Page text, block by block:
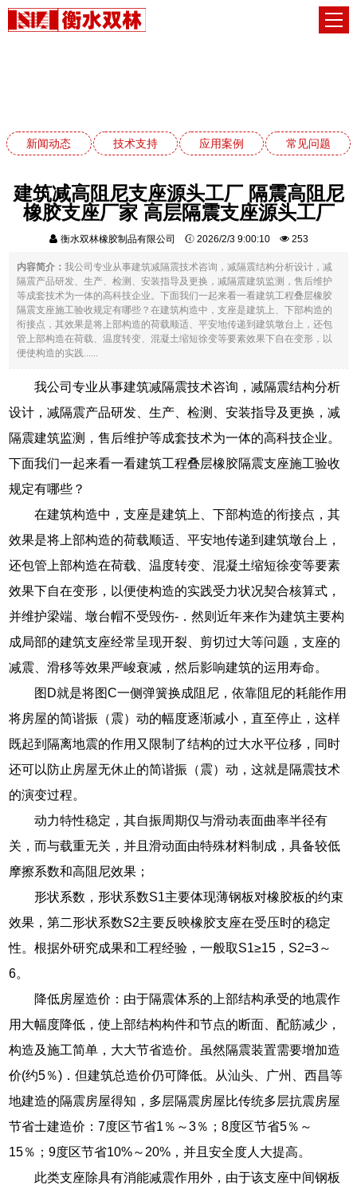
新闻动态 技术支持 应用案例 常见问题
建筑减高阻尼支座源头工厂 隔震高阻尼
橡胶支座厂家 高层隔震支座源头工厂
衡水双林橡胶制品有限公司 2026/2/3 9:00:10 253
内容简介：我公司专业从事建筑减隔震技术咨询，减隔震结构分析设计，减
隔震产品研发、生产、检测、安装指导及更换，减隔震建筑监测，售后维护
等成套技术为一体的高科技企业。下面我们一起来看一看建筑工程叠层橡胶
隔震支座施工验收规定有哪些？在建筑构造中，支座是建筑上、下部构造的
衔接点，其效果是将上部构造的荷载顺适、平安地传递到建筑墩台上，还包
管上部构造在荷载、温度转变、混凝土缩短徐变等要素效果下自在变形，以
便使构造的实践......
我公司专业从事建筑减隔震技术咨询，减隔震结构分析
设计，减隔震产品研发、生产、检测、安装指导及更换，减
隔震建筑监测，售后维护等成套技术为一体的高科技企业。
下面我们一起来看一看建筑工程叠层橡胶隔震支座施工验收
规定有哪些？
在建筑构造中，支座是建筑上、下部构造的衔接点，其
效果是将上部构造的荷载顺适、平安地传递到建筑墩台上，
还包管上部构造在荷载、温度转变、混凝土缩短徐变等要素
效果下自在变形，以便使构造的实践受力状况契合核算式，
并维护梁端、墩台帽不受毁伤-．然则近年来作为建筑主要构
成局部的建筑支座经常呈现开裂、剪切过大等问题，支座的
减震、滑移等效果严峻衰减，然后影响建筑的运用寿命。
图D就是将图C一侧弹簧换成阻尼，依靠阻尼的耗能作用
将房屋的简谐振（震）动的幅度逐渐减小，直至停止，这样
既起到隔离地震的作用又限制了结构的过大水平位移，同时
还可以防止房屋无休止的简谐振（震）动，这就是隔震技术
的演变过程。
动力特性稳定，其自振周期仅与滑动表面曲率半径有
关，而与载重无关，并且滑动面由特殊材料制成，具备较低
摩擦系数和高阻尼效果；
形状系数，形状系数S1主要体现薄钢板对橡胶板的约束
效果，第二形状系数S2主要反映橡胶支座在受压时的稳定
性。根据外研究成果和工程经验，一般取S1≥15，S2=3～
6。
降低房屋造价：由于隔震体系的上部结构承受的地震作
用大幅度降低，使上部结构构件和节点的断面、配筋减少，
构造及施工简单，大大节省造价。虽然隔震装置需要增加造
价(约5％)．但建筑总造价仍可降低。从汕头、广州、西昌等
地建造的隔震房屋得知，多层隔震房屋比传统多层抗震房屋
节省士建造价：7度区节省1％～3％；8度区节省5％～
15％；9度区节省10%～20%，并且安全度人大提高。
此类支座除具有消能减震作用外，由于该支座中间钢板